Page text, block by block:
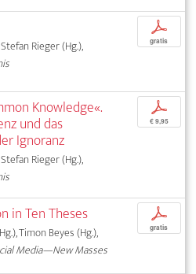
Rieger (Hg.),
p
gratis
Knowledge«.
und das
Ignoranz
Rieger (Hg.),
p
€ 9,95
in Ten Theses
Timon Beyes (Hg.),
Media—New Masses
p
gratis